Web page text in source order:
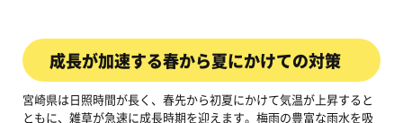
成長が加速する春から夏にかけての対策
宮崎県は日照時間が長く、春先から初夏にかけて気温が上昇すると
ともに、雑草が急速に成長時期を迎えます。梅雨の豊富な雨水を吸